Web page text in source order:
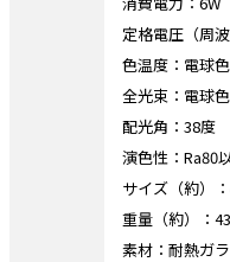
定格電圧（周
色温度：電球
全光束：電球
配光角：38度
演色性：Ra80
サイズ（約）
重量（約）：
素材：耐熱ガ